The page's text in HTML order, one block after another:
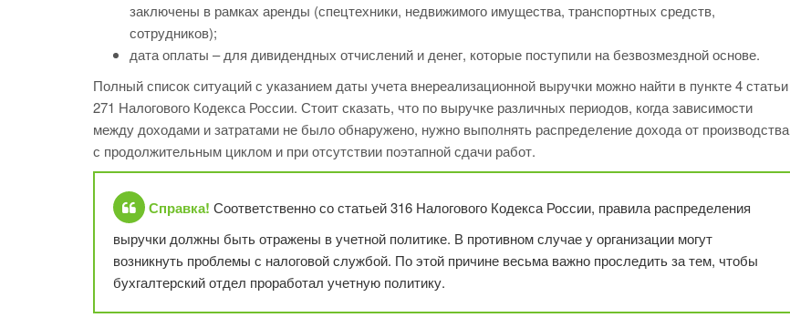
заключены в рамках аренды (спецтехники, недвижимого имущества, транспортных средств,
сотрудников);
дата оплаты – для дивидендных отчислений и денег, которые поступили на безвозмездной основе.
Полный список ситуаций с указанием даты учета внереализационной выручки можно найти в пункте 4 статьи
271 Налогового Кодекса России. Стоит сказать, что по выручке различных периодов, когда зависимости
между доходами и затратами не было обнаружено, нужно выполнять распределение дохода от производства
с продолжительным циклом и при отсутствии поэтапной сдачи работ.
Справка! Соответственно со статьей 316 Налогового Кодекса России, правила распределения
выручки должны быть отражены в учетной политике. В противном случае у организации могут
возникнуть проблемы с налоговой службой. По этой причине весьма важно проследить за тем, чтобы
бухгалтерский отдел проработал учетную политику.